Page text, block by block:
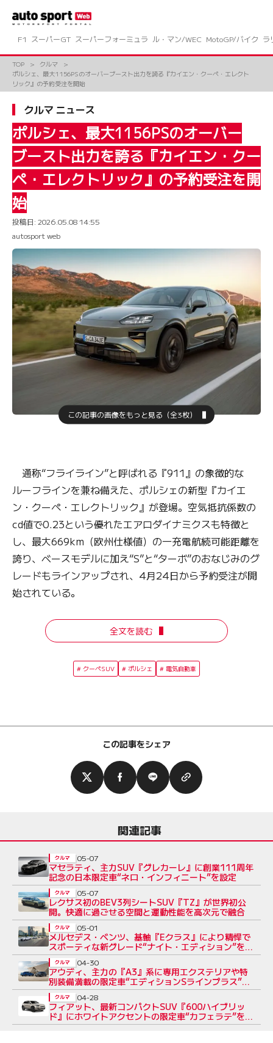
ツ
F1 スーパーGT スーパーフォーミュラ ル・マン/WEC MotoGP/バイク ラ
TOP
クルマ
ポルシェ、最大1156PSのオーバーブースト出力を誇る『カイエン・クーペ・エレクト
リック』の予約受注を開始
クルマ ニュース
ポルシェ、最大1156PSのオーバー
ブースト出力を誇る『カイエン・クー
ペ・エレクトリック』の予約受注を開
始
投稿日: 2026.05.08 14:55
autosport web
この記事の画像をもっと見る（全3枚）
通称“フライライン”と呼ばれる『911』の象徴的な
ルーフラインを兼ね備えた、ポルシェの新型『カイエ
ン・クーペ・エレクトリック』が登場。空気抵抗係数の
cd値で0.23という優れたエアロダイナミクスも特徴と
し、最大669km（欧州仕様値）の一充電航続可能距離を
誇り、ベースモデルに加え“S”と“ターボ”のおなじみのグ
レードもラインアップされ、4月24日から予約受注が開
始されている。
全文を読む
クーペSUV ポルシェ 電気自動車
この記事をシェア
関連記事
マセラティ、主力SUV『グレカーレ』に創業111周年
記念の日本限定車“ネロ・インフィニート”を設定
クルマ 05-07
レクサス初のBEV3列シートSUV『TZ』が世界初公
開。快適に過ごせる空間と運動性能を高次元で融合
クルマ 05-07
メルセデス・ベンツ、基軸『Eクラス』により精悍で
スポーティな新グレード“ナイト・エディション”を追
加
クルマ 05-01
アウディ、主力の『A3』系に専用エクステリアや特
別装備満載の限定車“エディションSラインプラス”を
設定
クルマ 04-30
フィアット、最新コンパクトSUV『600ハイブリッ
ド』にホワイトアクセントの限定車“カフェラテ”を設
定
クルマ 04-28